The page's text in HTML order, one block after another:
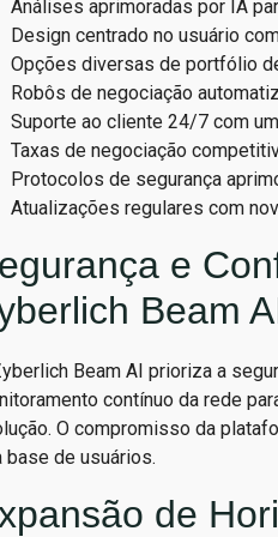
Análises aprimoradas por IA
Design centrado no usuário
Opções diversas de portfólio
Robôs de negociação
Suporte ao cliente 24/7 com
Taxas de negociação
Protocolos de segurança
Atualizações regulares com
e
Beam
Beam AI prioriza a
contínuo da rede
O compromisso da
base de usuários.
de